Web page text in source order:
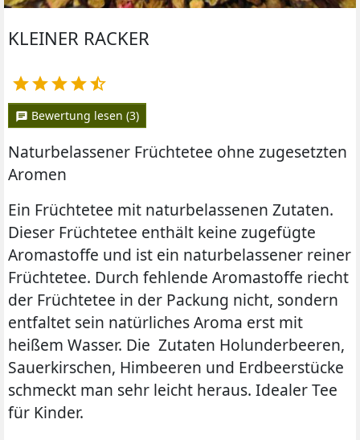
KLEINER RACKER

chat Bewertung lesen (3)
Naturbelassener Früchtetee ohne zugesetzten
Aromen
Ein Früchtetee mit naturbelassenen Zutaten.
Dieser Früchtetee enthält keine zugefügte
Aromastoffe und ist ein naturbelassener reiner
Früchtetee. Durch fehlende Aromastoffe riecht
der Früchtetee in der Packung nicht, sondern
entfaltet sein natürliches Aroma erst mit
heißem Wasser. Die Zutaten Holunderbeeren,
Sauerkirschen, Himbeeren und Erdbeerstücke
schmeckt man sehr leicht heraus. Idealer Tee
für Kinder.